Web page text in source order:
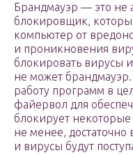
Брандмауэр — это не
блокировщик,
компьютер от
и проникновения
блокировать вирусы
не может
работу программ в
файервол для
блокирует
не менее,
и вирусы будут